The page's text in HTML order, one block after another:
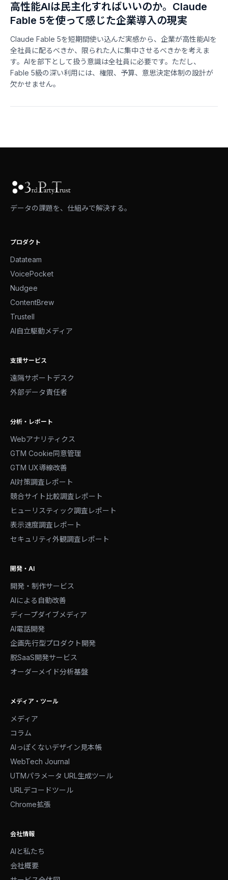
高性能AIは民主化すればいいのか。Claude
Fable 5を使って感じた企業導入の現実
Claude Fable 5を短期間使い込んだ実感から、企業が高性能AIを
全社員に配るべきか、限られた人に集中させるべきかを考えま
す。AIを部下として扱う意識は全社員に必要です。ただし、
Fable 5級の深い利用には、権限、予算、意思決定体制の設計が
欠かせません。
データの課題を、仕組みで解決する。
プロダクト
Datateam
VoicePocket
Nudgee
ContentBrew
Trustell
AI自立駆動メディア
支援サービス
遠隔サポートデスク
外部データ責任者
分析・レポート
Webアナリティクス
GTM Cookie同意管理
GTM UX導線改善
AI対策調査レポート
競合サイト比較調査レポート
ヒューリスティック調査レポート
表示速度調査レポート
セキュリティ外観調査レポート
開発・AI
開発・制作サービス
AIによる自動改善
ディープダイブメディア
AI電話開発
企画先行型プロダクト開発
脱SaaS開発サービス
オーダーメイド分析基盤
メディア・ツール
メディア
コラム
AIっぽくないデザイン見本帳
WebTech Journal
UTMパラメータ URL生成ツール
URLデコードツール
Chrome拡張
会社情報
AIと私たち
会社概要